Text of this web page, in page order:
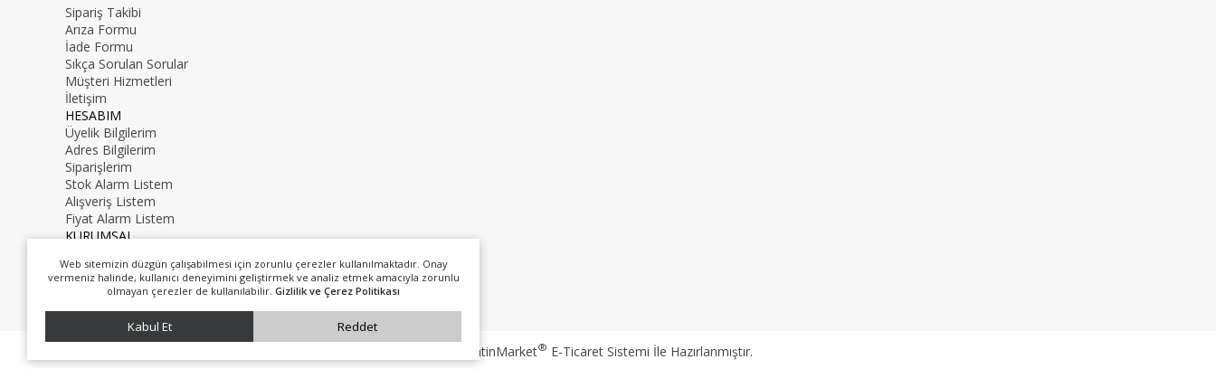
Web sitemizin düzgün çalışabilmesi için zorunlu çerezler kullanılmaktadır. Onay
vermeniz halinde, kullanıcı deneyimini geliştirmek ve analiz etmek amacıyla zorunlu
olmayan çerezler de kullanılabilir. Gizlilik ve Çerez Politikası
Kabul Et Reddet
Sipariş Takibi
Arıza Formu
İade Formu
Sıkça Sorulan Sorular
Müşteri Hizmetleri
İletişim
HESABIM
Üyelik Bilgilerim
Adres Bilgilerim
Siparişlerim
Stok Alarm Listem
Alışveriş Listem
Fiyat Alarm Listem
KURUMSAL
Hakkımızda
0216 000 00 00
PlatinMarket® E-Ticaret Sistemi İle Hazırlanmıştır.